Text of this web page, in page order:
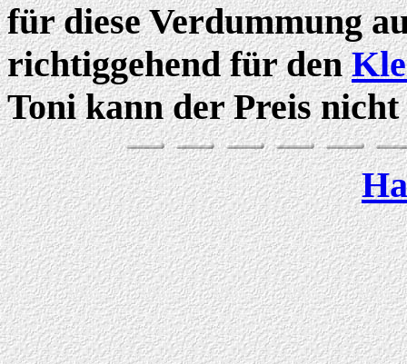
für diese Verdummung
richtiggehend für den
Toni kann der Preis